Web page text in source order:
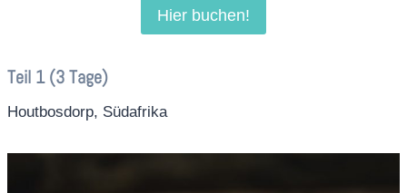
Hier buchen!
Teil 1 (3 Tage)
Houtbosdorp, Südafrika